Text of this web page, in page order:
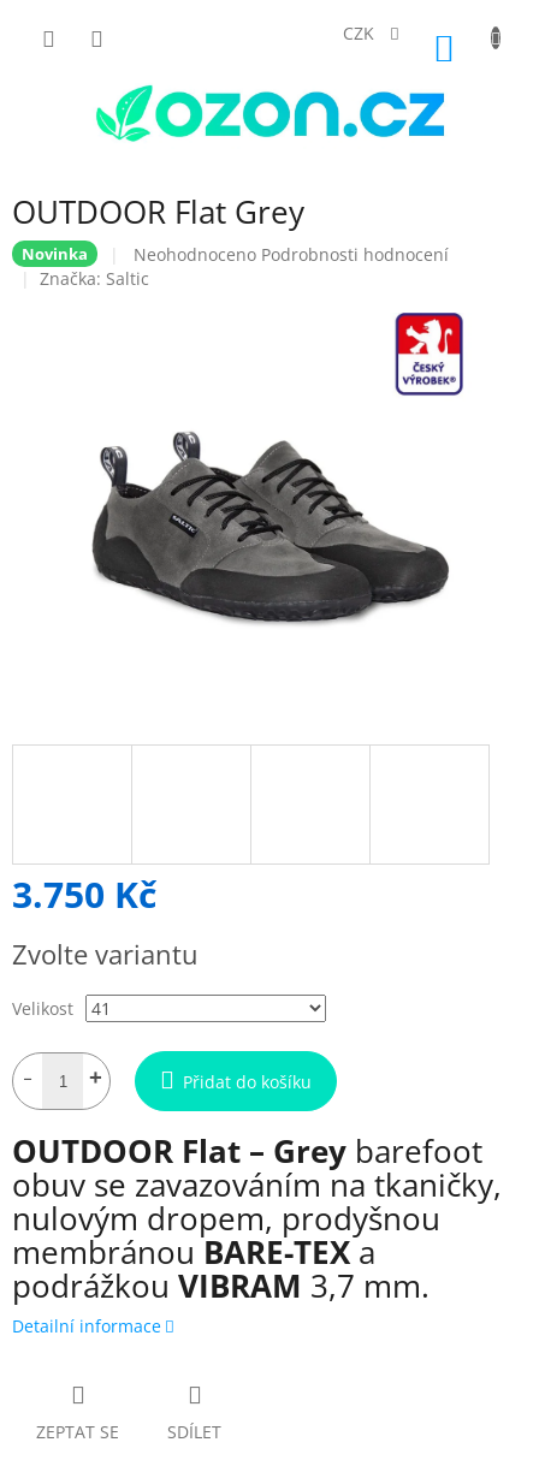
CZK
OUTDOOR Flat Grey
Novinka
Průměrné
hodnocení
Neohodnoceno Podrobnosti hodnocení
Značka: Saltic
3.750 Kč
cena:
Zvolte variantu
Velikost
Přidat do košíku
OUTDOOR Flat – Grey barefoot
obuv se zavazováním na tkaničky,
nulovým dropem, prodyšnou
membránouBARE-TEXa
podrážkou VIBRAM 3,7 mm.
Detailní informace
ZEPTAT SE SDÍLET